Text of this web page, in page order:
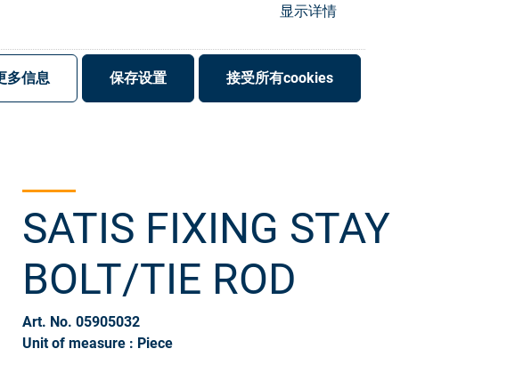
显示详情
多信息 保存设置 接受所有cookies
SATIS FIXING STAY
BOLT/TIE ROD
Art. No. 05905032
Unit of measure : Piece